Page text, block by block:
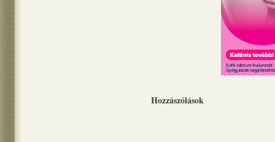
Hozzászólások